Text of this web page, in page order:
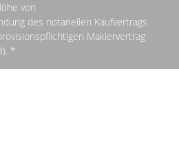
von
des notariellen Kaufvertrags
Maklervertrag
*